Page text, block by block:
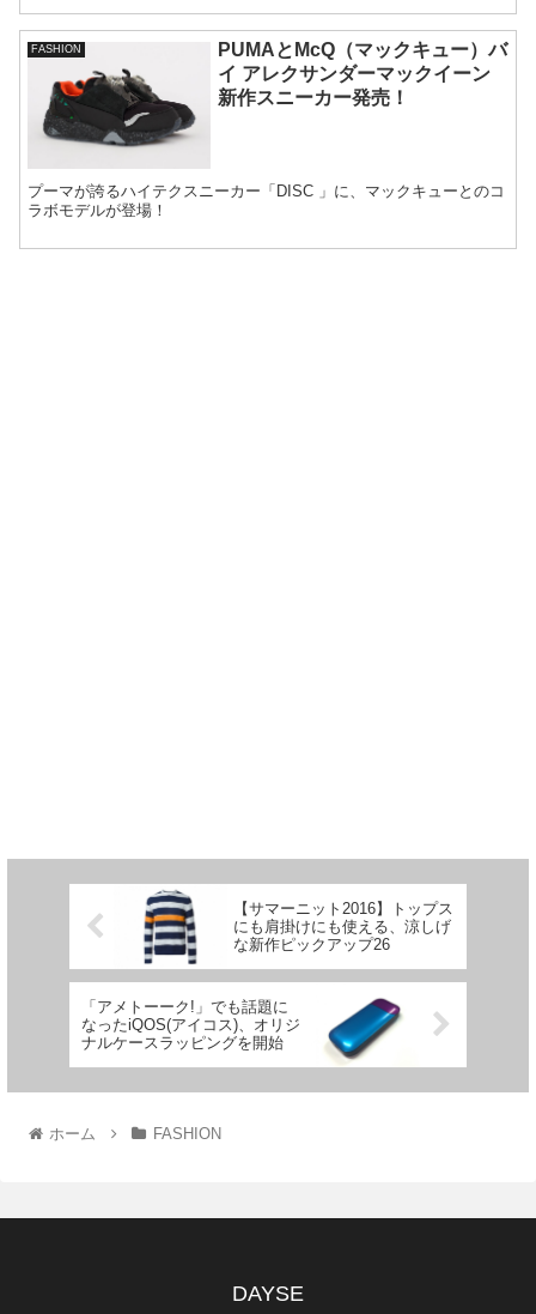
FASHION
PUMAとMcQ（マックキュー）バ
イ アレクサンダーマックイーン
新作スニーカー発売！
プーマが誇るハイテクスニーカー「DISC 」に、マックキューとのコ
ラボモデルが登場！
【サマーニット2016】トップス
にも肩掛けにも使える、涼しげ
な新作ピックアップ26
「アメトーーク!」でも話題に
なったiQOS(アイコス)、オリジ
ナルケースラッピングを開始
ホーム FASHION
DAYSE